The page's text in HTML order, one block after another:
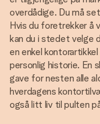
overdådige. Du må
Hvis du foretrekker å
kan du i stedet velge
en enkel
personlig historie. En
gave for nesten alle
hverdagens
også litt liv til pulten